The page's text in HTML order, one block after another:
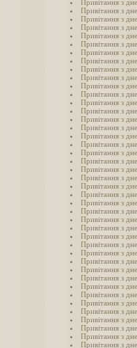
Привітання з
Привітання з
Привітання з
Привітання з
Привітання з
Привітання з
Привітання з
Привітання з
Привітання з
Привітання з
Привітання з
Привітання з
Привітання з
Привітання з
Привітання з
Привітання з
Привітання з
Привітання з
Привітання з
Привітання з
Привітання з
Привітання з
Привітання з
Привітання з
Привітання з
Привітання з
Привітання з
Привітання з
Привітання з
Привітання з
Привітання з
Привітання з
Привітання з
Привітання з
Привітання з
Привітання з
Привітання з
Привітання з
Привітання з
Привітання з
Привітання з
Привітання з